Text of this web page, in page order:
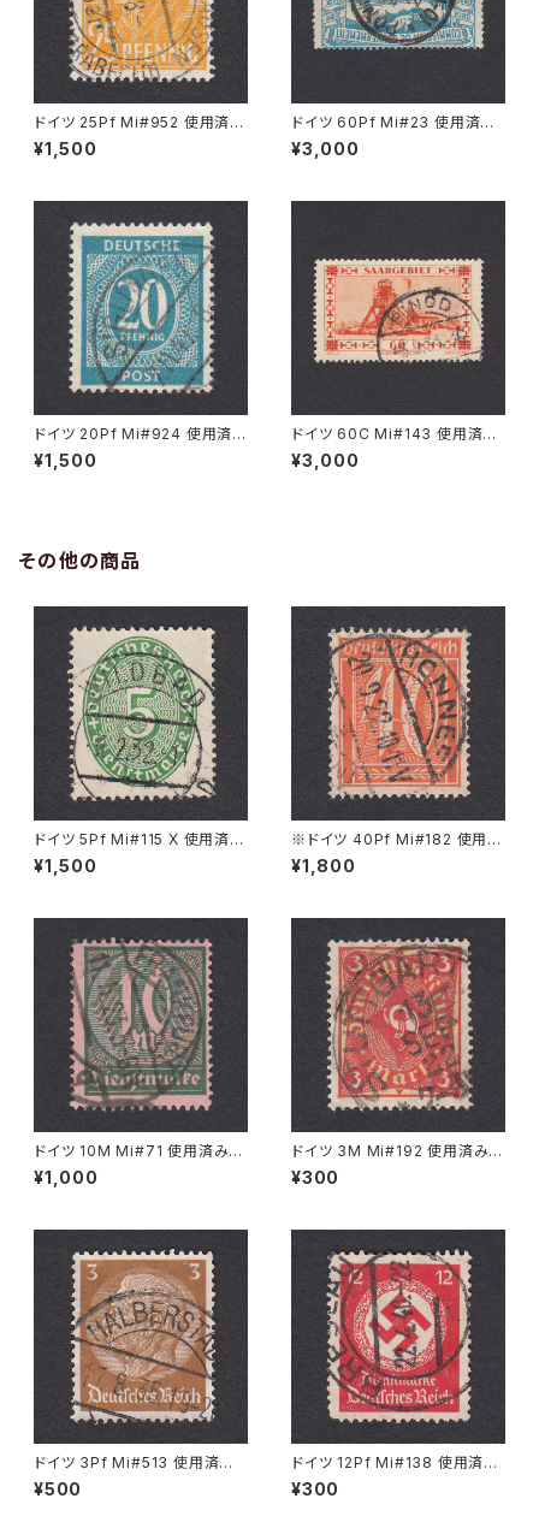
ドイツ 25Pf Mi#952 使用済み
切手｜MERKERSHAUSEN 14.
2.1948
¥1,500
ドイツ 60Pf Mi#23 使用済み
切手｜PONISCHOWITZ 22.1
1.1921
¥3,000
ドイツ 20Pf Mi#924 使用済み
切手｜SIGLINGEN 7.11.1947
¥1,500
ドイツ 60C Mi#143 使用済み
切手｜EINÖD 8.9.1934
¥3,000
その他の商品
ドイツ 5Pf Mi#115 X 使用済み
切手｜WILDBAD 3.2.1932
¥1,500
※ドイツ 40Pf Mi#182 使用済
み切手｜HONNEF 20.9.1922
¥1,800
ドイツ 10M Mi#71 使用済み切
手｜FRANKFURT 11.5.1923
¥1,000
ドイツ 3M Mi#192 使用済み切
手｜STUTTGART 13.SEP.19
22
¥300
ドイツ 3Pf Mi#513 使用済み
切手｜HALBERSTADT 17.8.1
935
¥500
ドイツ 12Pf Mi#138 使用済み
切手｜BRESLAU 22.4.1940
¥300